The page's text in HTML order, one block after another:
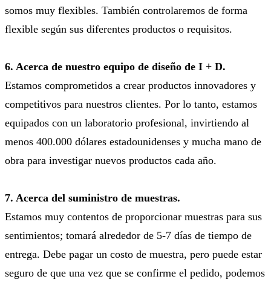
somos muy flexibles. También controlaremos de forma
flexible según sus diferentes productos o requisitos.
6. Acerca de nuestro equipo de diseño de I + D.
Estamos comprometidos a crear productos innovadores y
competitivos para nuestros clientes. Por lo tanto, estamos
equipados con un laboratorio profesional, invirtiendo al
menos 400.000 dólares estadounidenses y mucha mano de
obra para investigar nuevos productos cada año.
7. Acerca del suministro de muestras.
Estamos muy contentos de proporcionar muestras para sus
sentimientos; tomará alrededor de 5-7 días de tiempo de
entrega. Debe pagar un costo de muestra, pero puede estar
seguro de que una vez que se confirme el pedido, podemos